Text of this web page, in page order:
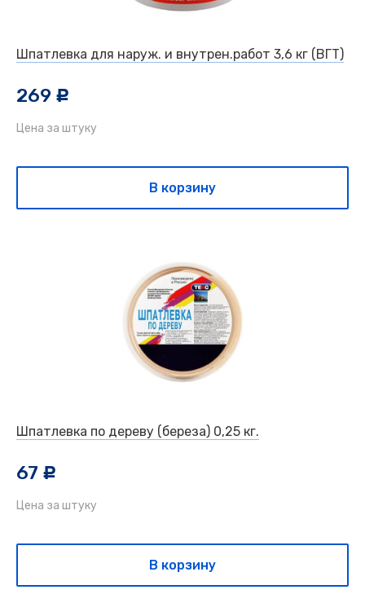
Шпатлевка для наруж. и внутрен.работ 3,6 кг (ВГТ)
269 c
Цена за штуку
В корзину
Шпатлевка по дереву (береза) 0,25 кг.
67 c
Цена за штуку
В корзину